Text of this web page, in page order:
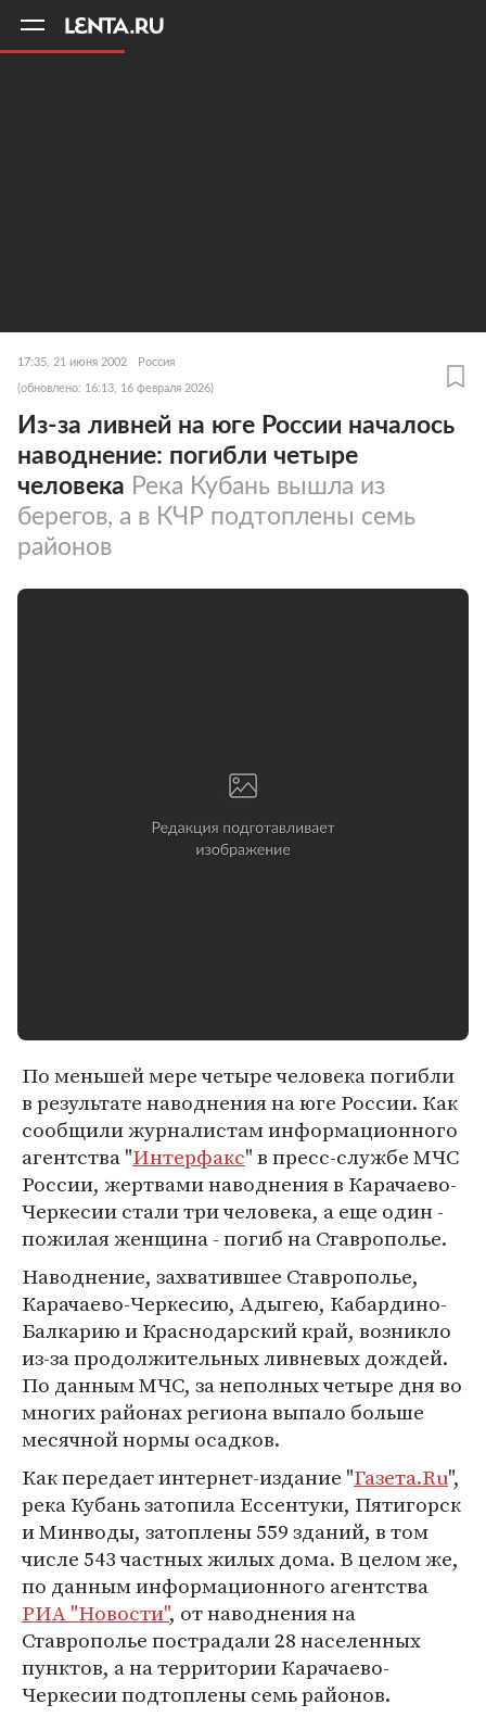
17:35, 21 июня 2002 Россия
(обновлено: 16:13, 16 февраля 2026)
Из-за ливней на юге России началось
наводнение: погибли четыре
человека Река Кубань вышла из
берегов, а в КЧР подтоплены семь
районов
По меньшей мере четыре человека погибли
в результате наводнения на юге России. Как
сообщили журналистам информационного
агентства "Интерфакс" в пресс-службе МЧС
России, жертвами наводнения в Карачаево-
Черкесии стали три человека, а еще один -
пожилая женщина - погиб на Ставрополье.
Наводнение, захватившее Ставрополье,
Карачаево-Черкесию, Адыгею, Кабардино-
Балкарию и Краснодарский край, возникло
из-за продолжительных ливневых дождей.
По данным МЧС, за неполных четыре дня во
многих районах региона выпало больше
месячной нормы осадков.
Как передает интернет-издание "Газета.Ru",
река Кубань затопила Ессентуки, Пятигорск
и Минводы, затоплены 559 зданий, в том
числе 543 частных жилых дома. В целом же,
по данным информационного агентства
РИА "Новости", от наводнения на
Ставрополье пострадали 28 населенных
пунктов, а на территории Карачаево-
Черкесии подтоплены семь районов.